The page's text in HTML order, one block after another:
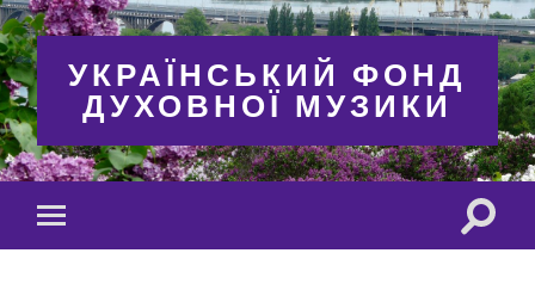
УКРАЇНСЬКИЙ ФОНД
ДУХОВНОЇ МУЗИКИ
Toggle
mobile
Toggle